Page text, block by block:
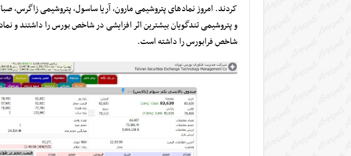
کردند.امروز نمادهای پتروشیمی مارون، آریا ساسول، پتروشیمی زاگرس،
وپتروشیمی تندگویانبیشترین اثر افزایشی در شاخص بورس را داشتند و
شاخص فرابورس را داشته است.